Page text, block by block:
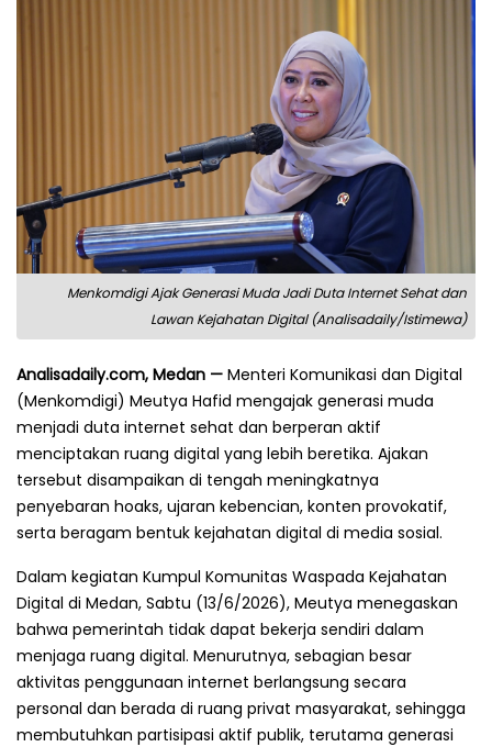
Menkomdigi Ajak Generasi Muda Jadi Duta Internet Sehat dan
Lawan Kejahatan Digital (Analisadaily/Istimewa)
Analisadaily.com, Medan — Menteri Komunikasi dan Digital
(Menkomdigi) Meutya Hafid mengajak generasi muda
menjadi duta internet sehat dan berperan aktif
menciptakan ruang digital yang lebih beretika. Ajakan
tersebut disampaikan di tengah meningkatnya
penyebaran hoaks, ujaran kebencian, konten provokatif,
serta beragam bentuk kejahatan digital di media sosial.
Dalam kegiatan Kumpul Komunitas Waspada Kejahatan
Digital di Medan, Sabtu (13/6/2026), Meutya menegaskan
bahwa pemerintah tidak dapat bekerja sendiri dalam
menjaga ruang digital. Menurutnya, sebagian besar
aktivitas penggunaan internet berlangsung secara
personal dan berada di ruang privat masyarakat, sehingga
membutuhkan partisipasi aktif publik, terutama generasi